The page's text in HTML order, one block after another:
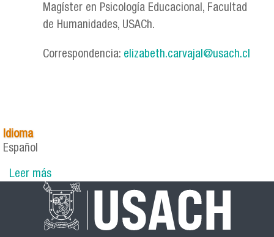
Magíster en Psicología Educacional, Facultad
de Humanidades, USACh.
Correspondencia: elizabeth.carvajal@usach.cl
Idioma
Español
Leer mássobre Boletín N°2 - Rol del Psicólogo/a del
Programa de Integración Escolar de un Centro
Educativo Integrada para Adultos